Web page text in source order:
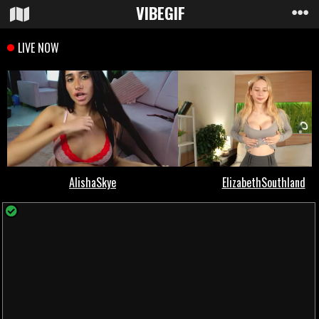
VIBEGIF